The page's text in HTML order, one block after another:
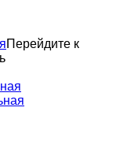
Перейдите к